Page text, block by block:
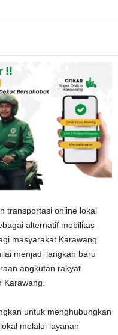
transportasi online lokal
alternatif mobilitas
masyarakat Karawang
menjadi langkah baru
angkutan rakyat
untuk menghubungkan
melalui layanan